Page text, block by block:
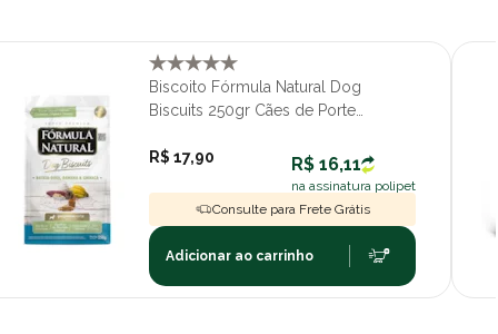
Biscoito Fórmula Natural Dog
Biscuits 250gr Cães de Porte
e Linhaça
R$ 17,90 R$ 16,11
na assinatura polipet
Consulte para Frete Grátis
Adicionar ao carrinho